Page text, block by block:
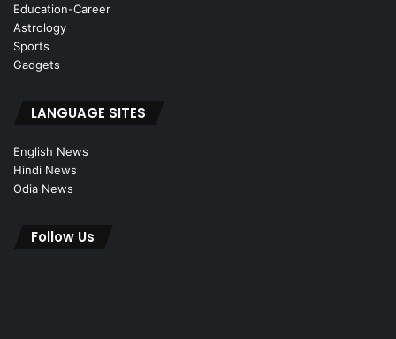
Education-Career
Astrology
Sports
Gadgets
LANGUAGE SITES
English News
Hindi News
Odia News
Follow Us